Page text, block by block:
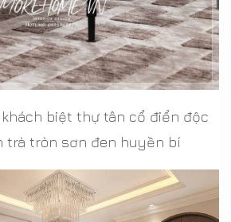
biệt thự tân cổ điển độc
trà tròn sơn đen huyền bí